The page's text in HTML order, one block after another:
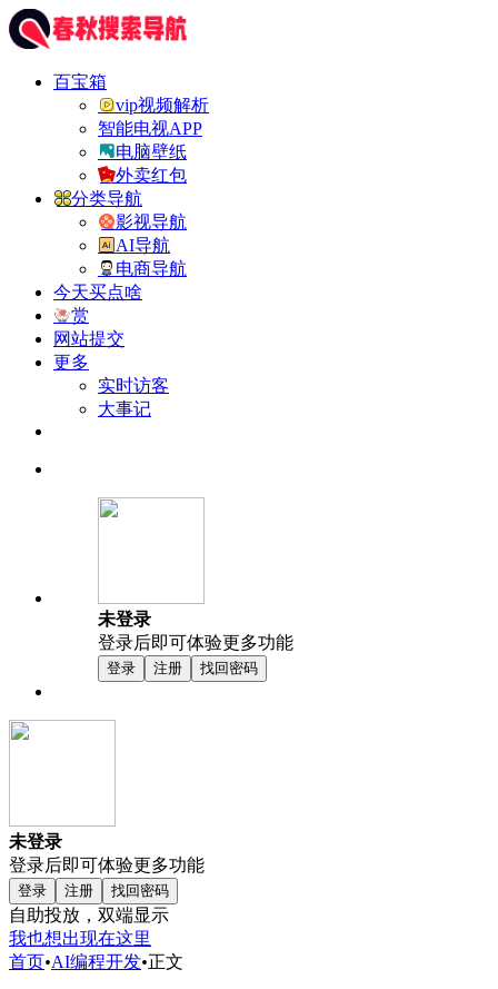
百宝箱
vip视频解析
智能电视APP
电脑壁纸
外卖红包
分类导航
影视导航
AI导航
电商导航
今天买点啥
赏
网站提交
更多
实时访客
大事记
未登录
登录后即可体验更多功能
登录 注册 找回密码
未登录
登录后即可体验更多功能
登录 注册 找回密码
自助投放，双端显示
我也想出现在这里
首页•AI编程开发•正文